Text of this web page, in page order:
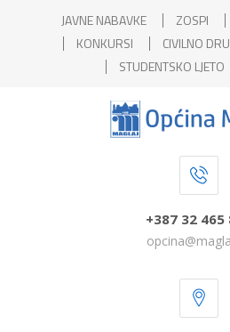
JAVNE NABAVKE ZOSPI
KONKURSI
CIVILNO
STUDENTSKO LJETO
+387 32 465